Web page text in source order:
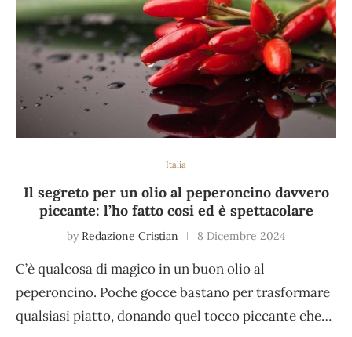
Italia
Il segreto per un olio al peperoncino davvero
piccante: l’ho fatto cosi ed è spettacolare
by Redazione Cristian 8 Dicembre 2024
C’è qualcosa di magico in un buon olio al
peperoncino. Poche gocce bastano per trasformare
qualsiasi piatto, donando quel tocco piccante che…